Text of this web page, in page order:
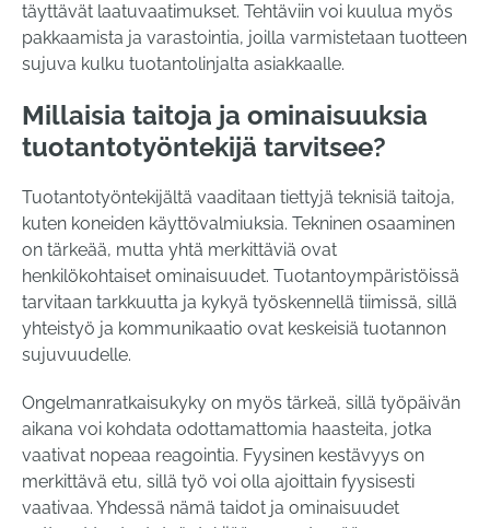
täyttävät laatuvaatimukset. Tehtäviin voi kuulua myös
pakkaamista ja varastointia, joilla varmistetaan tuotteen
sujuva kulku tuotantolinjalta asiakkaalle.
Millaisia taitoja ja ominaisuuksia
tuotantotyöntekijä tarvitsee?
Tuotantotyöntekijältä vaaditaan tiettyjä teknisiä taitoja,
kuten koneiden käyttövalmiuksia. Tekninen osaaminen
on tärkeää, mutta yhtä merkittäviä ovat
henkilökohtaiset ominaisuudet. Tuotantoympäristöissä
tarvitaan tarkkuutta ja kykyä työskennellä tiimissä, sillä
yhteistyö ja kommunikaatio ovat keskeisiä tuotannon
sujuvuudelle.
Ongelmanratkaisukyky on myös tärkeä, sillä työpäivän
aikana voi kohdata odottamattomia haasteita, jotka
vaativat nopeaa reagointia. Fyysinen kestävyys on
merkittävä etu, sillä työ voi olla ajoittain fyysisesti
vaativaa. Yhdessä nämä taidot ja ominaisuudet